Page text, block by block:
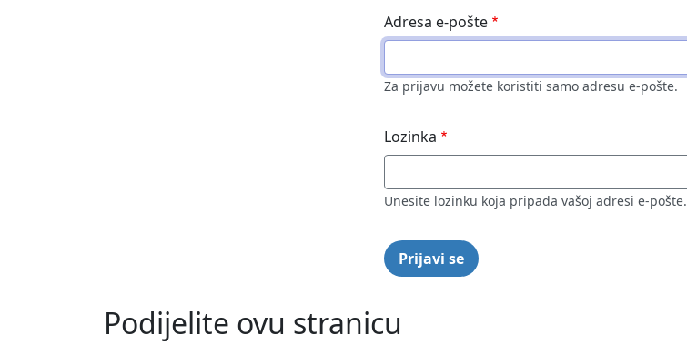
Adresa e-pošte
Za prijavu možete koristiti samo adresu e-pošte.
Lozinka
Unesite lozinku koja pripada vašoj adresi e-pošte.
Podijelite ovu stranicu